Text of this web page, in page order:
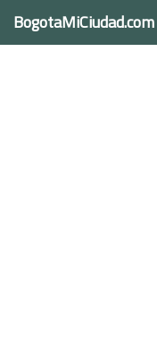
BogotaMiCiudad.com